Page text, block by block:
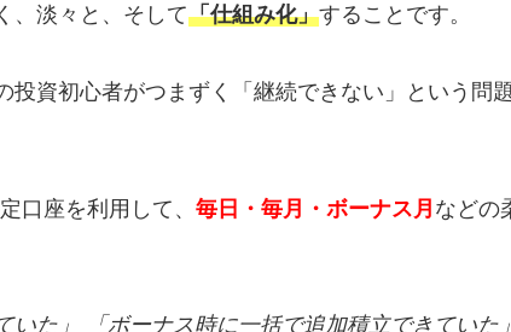
、淡々と、そして「仕組み化」することです。
投資初心者がつまずく「継続できない」という問
口座を利用して、 毎日・毎月・ボーナス月 などの
いた」 「ボーナス時に一括で追加積立できていた」